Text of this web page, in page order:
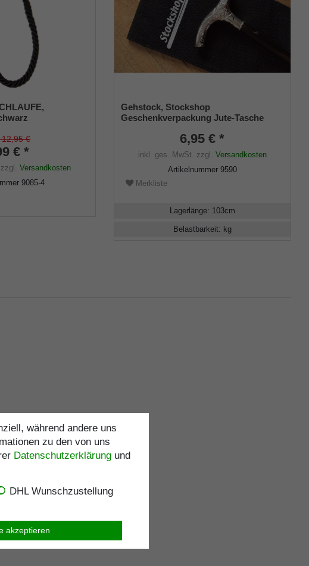
12,95 €
€ *
zzgl.Versandkosten
9085-4
Gehstock, Stockshop
Geschenkverpackung Jute-Tasche
6,95 € *
inkl. ges. MwSt. zzgl. Versandkosten
Artikelnummer 9590
Merkliste
Lagerlänge: 103cm
Belastbarkeit: kg
während andere uns
zu den von uns
Daten­schutz­erklärungund
DHL Wunschzustellung
akzeptieren